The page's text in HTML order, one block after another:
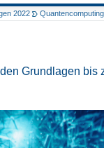
2022
Grundlagen bis